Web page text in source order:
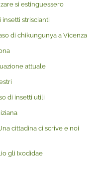
si estinguessero
striscianti
di chikungunya a Vicenza
attuale
di insetti utili
cittadina ci scrive e noi
gli Ixodidae